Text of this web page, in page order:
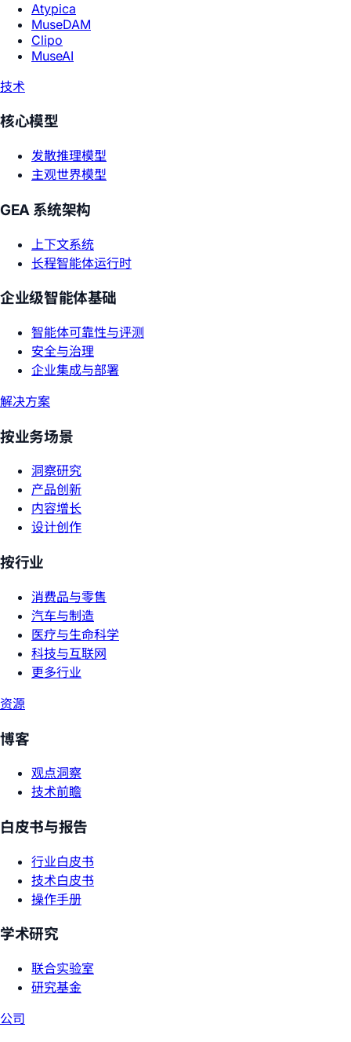
Atypica
MuseDAM
Clipo
MuseAI
技术
核心模型
发散推理模型
主观世界模型
GEA 系统架构
上下文系统
长程智能体运行时
企业级智能体基础
智能体可靠性与评测
安全与治理
企业集成与部署
解决方案
按业务场景
洞察研究
产品创新
内容增长
设计创作
按行业
消费品与零售
汽车与制造
医疗与生命科学
科技与互联网
更多行业
资源
博客
观点洞察
技术前瞻
白皮书与报告
行业白皮书
技术白皮书
操作手册
学术研究
联合实验室
研究基金
公司